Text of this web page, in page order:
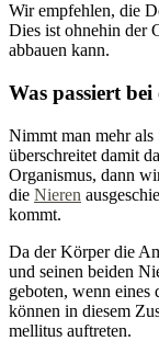
Wir empfehlen, die
Dies ist ohnehin der
abbauen kann.
Was passiert
Nimmt man mehr
überschreitet damit
Organismus, dann
die Nieren
kommt.
Da der Körper die
und seinen beiden
geboten, wenn eines
können in diesem
mellitus auftreten.